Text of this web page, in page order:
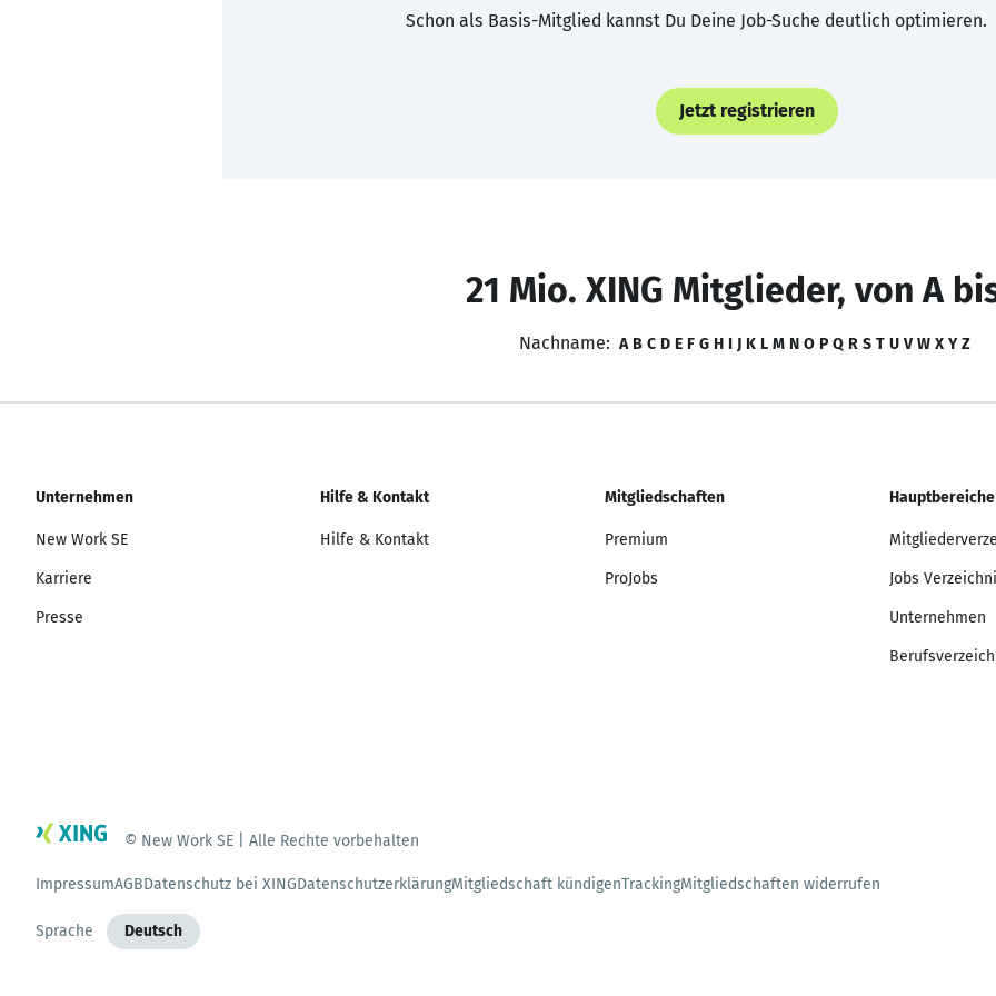
Schon als Basis-Mitglied kannst Du Deine Job-Suche deutlich optimieren.
Jetzt registrieren
21 Mio. XING Mitglieder, von A
Nachname: A B C D E F G H I J K L M N O P Q R S T U V W X Y Z
Unternehmen
New Work SE
Karriere
Presse
Hilfe & Kontakt
Hilfe & Kontakt
Mitgliedschaften
Premium
ProJobs
Hauptbereiche
Jobs
Unternehmen
© New Work SE | Alle Rechte vorbehalten
ImpressumAGBDatenschutz bei XINGDatenschutzerklärungMitgliedschaft kündigenTrackingMitgliedschaften widerrufen
Sprache Deutsch